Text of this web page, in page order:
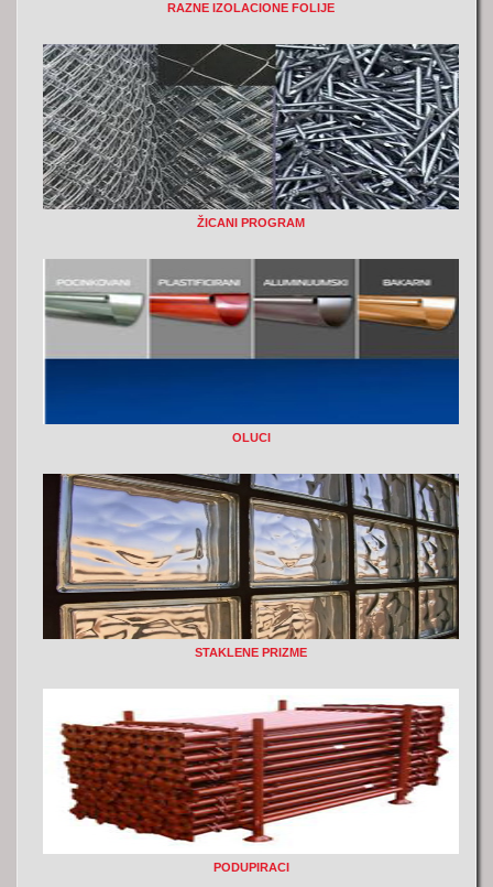
RAZNE IZOLACIONE FOLIJE
ŽICANI PROGRAM
OLUCI
STAKLENE PRIZME
PODUPIRACI